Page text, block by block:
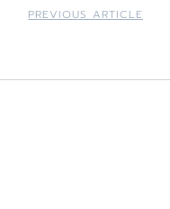
PREVIOUS ARTICLE